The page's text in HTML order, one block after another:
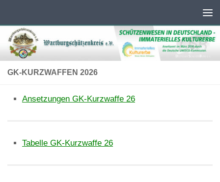
GK-KURZWAFFEN 2026
Ansetzungen GK-Kurzwaffe 26
Tabelle GK-Kurzwaffe 26